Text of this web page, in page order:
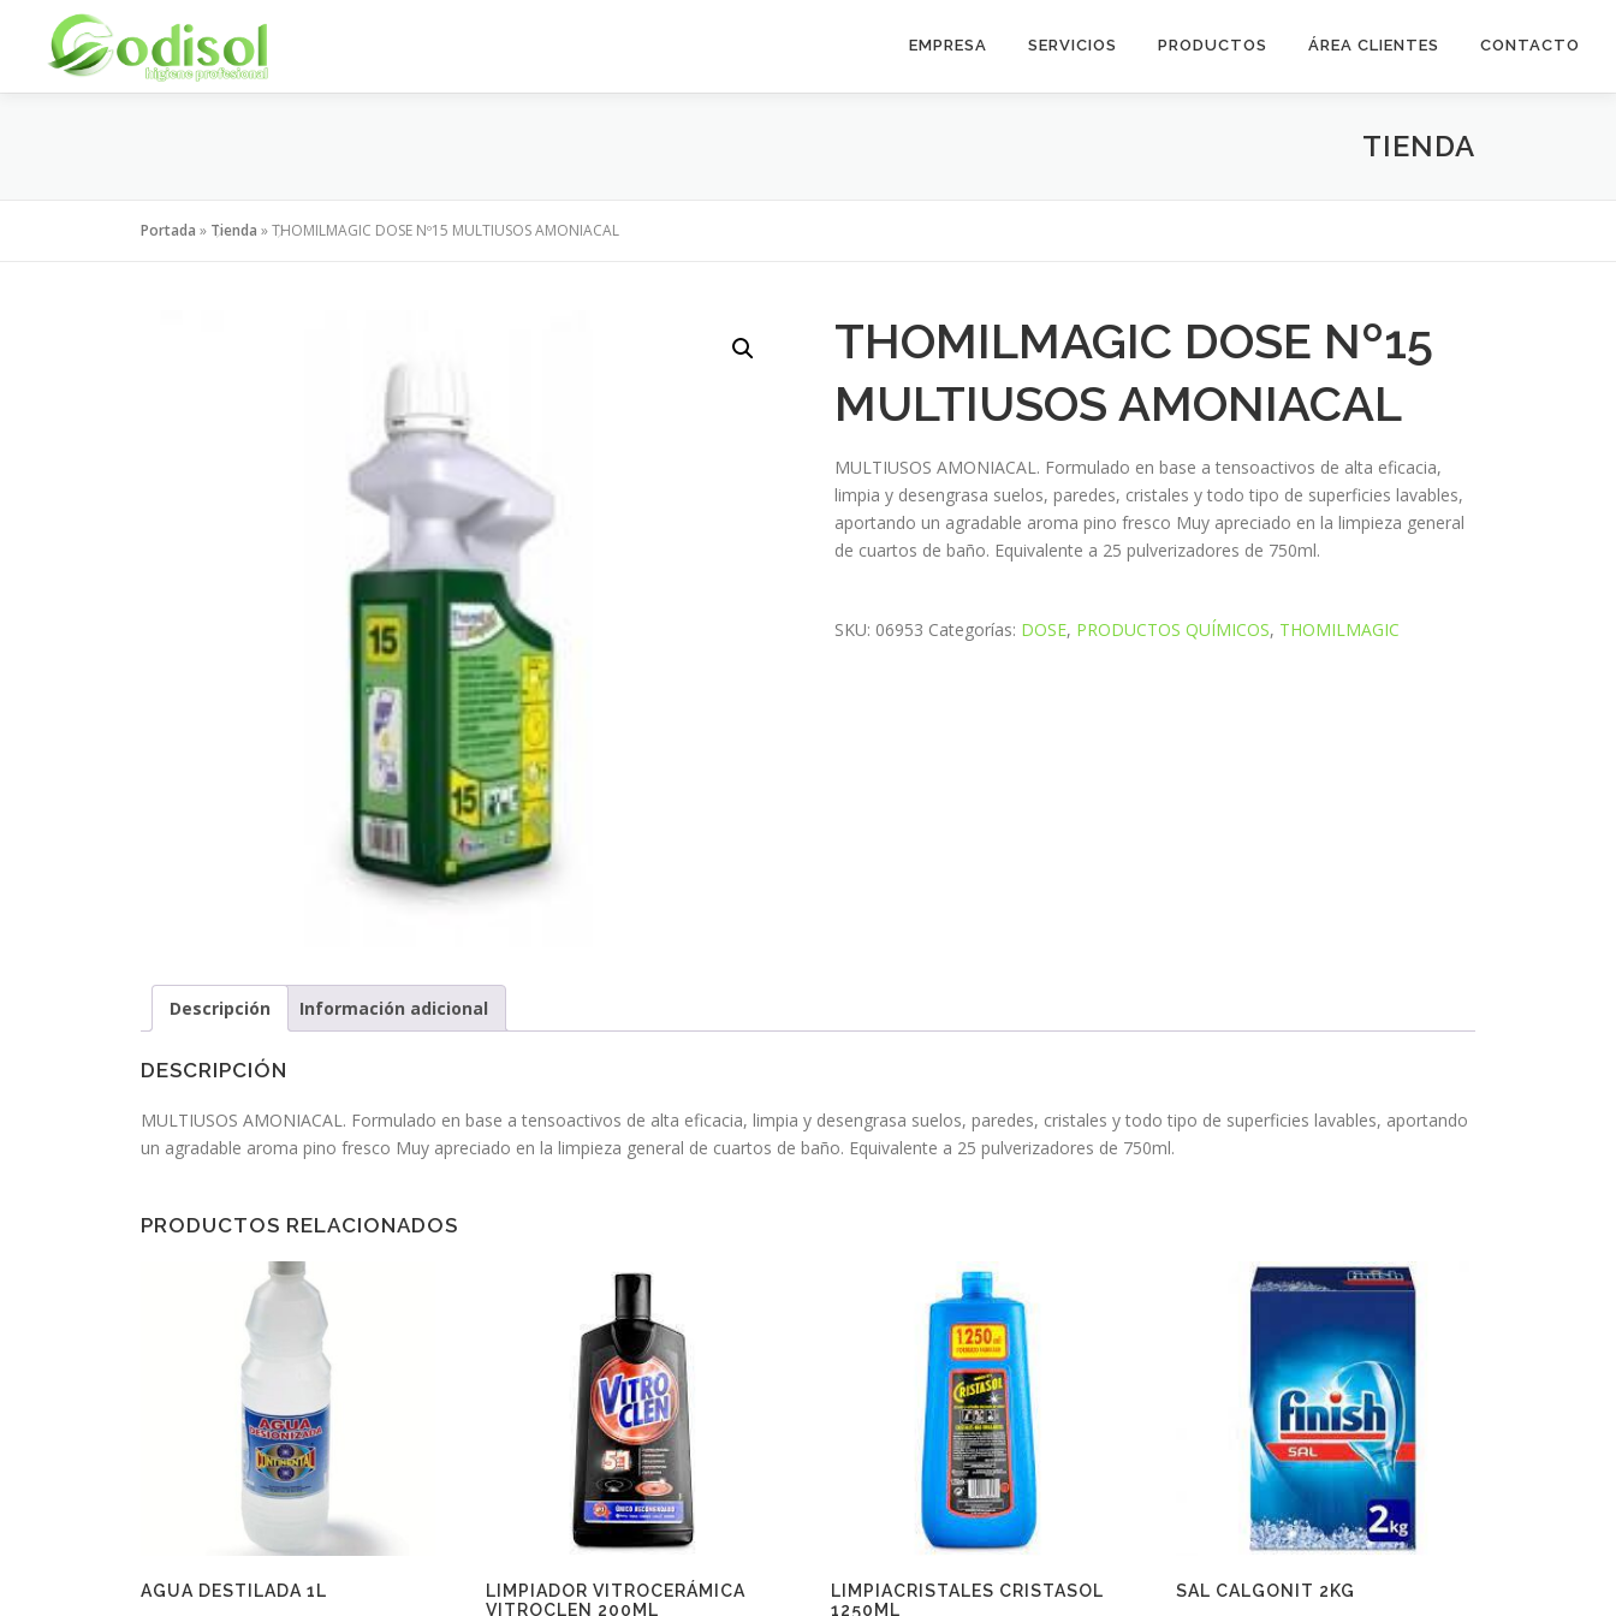
contenido
EMPRESA SERVICIOS PRODUCTOS ÁREA CLIENTES CONTACTO
TIENDA
Portada » Tienda »THOMILMAGIC DOSE Nº15 MULTIUSOS AMONIACAL
THOMILMAGIC DOSE Nº15
MULTIUSOS AMONIACAL
MULTIUSOS AMONIACAL. Formulado en base a tensoactivos de alta eficacia,
limpia y desengrasa suelos, paredes, cristales y todo tipo de superficies lavables,
aportando un agradable aroma pino fresco Muy apreciado en la limpieza general
de cuartos de baño. Equivalente a 25 pulverizadores de 750ml.
SKU: 06953 Categorías: DOSE, PRODUCTOS QUÍMICOS, THOMILMAGIC
Descripción Información adicional
DESCRIPCIÓN
MULTIUSOS AMONIACAL. Formulado en base a tensoactivos de alta eficacia, limpia y desengrasa suelos, paredes, cristales y todo tipo de superficies lavables, aportando
un agradable aroma pino fresco Muy apreciado en la limpieza general de cuartos de baño. Equivalente a 25 pulverizadores de 750ml.
PRODUCTOS RELACIONADOS
AGUA DESTILADA 1L
LIMPIADOR VITROCERÁMICA
VITROCLEN 200ML
LIMPIACRISTALES CRISTASOL
1250ML
SAL CALGONIT 2KG